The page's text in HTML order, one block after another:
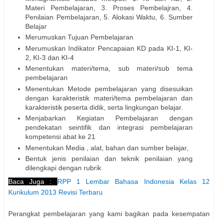
Materi Pembelajaran, 3. Proses Pembelajran, 4.
Penilaian Pembelajaran, 5. Alokasi Waktu, 6. Sumber
Belajar
Merumuskan Tujuan Pembelajaran
Merumuskan Indikator Pencapaian KD pada KI-1, KI-
2, KI-3 dan KI-4
Menentukan materi/tema, sub materi/sub tema
pembelajaran
Menentukan Metode pembelajaran yang disesuikan
dengan karakteristik materi/tema pembelajaran dan
karakteristik peserta didik, serta lingkungan belajar.
Menjabarkan Kegiatan Pembelajaran dengan
pendekatan seintifik dan integrasi pembelajaran
kompetensi abat ke 21
Menentukan Media , alat, bahan dan sumber belajar,
Bentuk jenis penilaian dan teknik penilaian yang
dilengkapi dengan rubrik
Baca Juga : RPP 1 Lembar Bahasa Indonesia Kelas 12
Kurikulum 2013 Revisi Terbaru
Perangkat pembelajaran yang kami bagikan pada kesempatan